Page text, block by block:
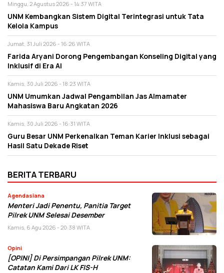
Minggu, 2 Agustus 2026 - 14:37 WITA
UNM Kembangkan Sistem Digital Terintegrasi untuk Tata
Kelola Kampus
Jumat, 31 Juli 2026 - 16:26 WITA
Farida Aryani Dorong Pengembangan Konseling Digital yang
Inklusif di Era AI
Kamis, 30 Juli 2026 - 18:23 WITA
UNM Umumkan Jadwal Pengambilan Jas Almamater
Mahasiswa Baru Angkatan 2026
Kamis, 30 Juli 2026 - 16:31 WITA
Guru Besar UNM Perkenalkan Teman Karier Inklusi sebagai
Hasil Satu Dekade Riset
BERITA TERBARU
Agendasiana
Menteri Jadi Penentu, Panitia Target
Pilrek UNM Selesai Desember
Kamis, 6 Agu 2026 - 20:38 WITA
Opini
[OPINI] Di Persimpangan Pilrek UNM:
Catatan Kami Dari LK FIS-H